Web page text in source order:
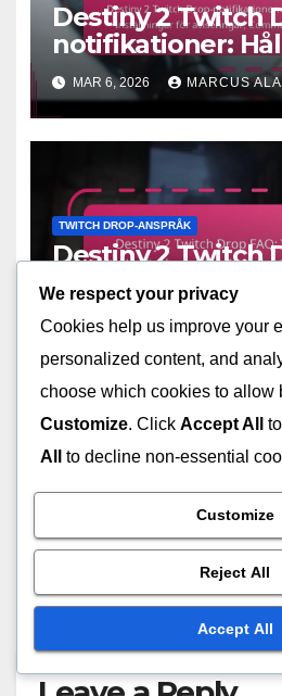
Destiny 2 Twitch
notifikationer:
informerad,
aviseringar,
MAR 6, 2026 MARCUS
TWITCH DROP-ANSPRÅK
Destiny 2 Twitch
Vanliga frågor,
Expertutlåtanden
MAR 5, 2026 MARCUS
TWITCH DROP-ANSPRÅK
Destiny 2 Twitch
Berättigande:
Begränsningar,
Säkerställande
We respect your privacy
Cookies help us improve your
personalized content, and
choose which cookies to allow
Customize. Click Accept All
All
to decline non-essential
Customize
Reject All
Accept All